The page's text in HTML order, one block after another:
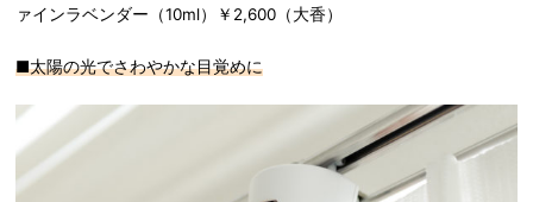
ァインラベンダー（10ml）￥2,600（大香）
■太陽の光でさわやかな目覚めに